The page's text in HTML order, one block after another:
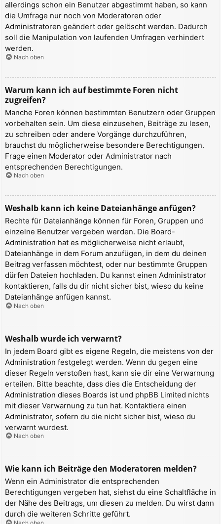
allerdings schon ein Benutzer abgestimmt haben, so kann
die Umfrage nur noch von Moderatoren oder
Administratoren geändert oder gelöscht werden. Dadurch
soll die Manipulation von laufenden Umfragen verhindert
werden.
Nach oben
Warum kann ich auf bestimmte Foren nicht
zugreifen?
Manche Foren können bestimmten Benutzern oder Gruppen
vorbehalten sein. Um diese einzusehen, Beiträge zu lesen,
zu schreiben oder andere Vorgänge durchzuführen,
brauchst du möglicherweise besondere Berechtigungen.
Frage einen Moderator oder Administrator nach
entsprechenden Berechtigungen.
Nach oben
Weshalb kann ich keine Dateianhänge anfügen?
Rechte für Dateianhänge können für Foren, Gruppen und
einzelne Benutzer vergeben werden. Die Board-
Administration hat es möglicherweise nicht erlaubt,
Dateianhänge in dem Forum anzufügen, in dem du deinen
Beitrag verfassen möchtest, oder nur bestimmte Gruppen
dürfen Dateien hochladen. Du kannst einen Administrator
kontaktieren, falls du dir nicht sicher bist, wieso du keine
Dateianhänge anfügen kannst.
Nach oben
Weshalb wurde ich verwarnt?
In jedem Board gibt es eigene Regeln, die meistens von der
Administration festgelegt werden. Wenn du gegen eine
dieser Regeln verstoßen hast, kann sie dir eine Verwarnung
erteilen. Bitte beachte, dass dies die Entscheidung der
Administration dieses Boards ist und phpBB Limited nichts
mit dieser Verwarnung zu tun hat. Kontaktiere einen
Administrator, sofern du die nicht sicher bist, wieso du
verwarnt wurdest.
Nach oben
Wie kann ich Beiträge den Moderatoren melden?
Wenn ein Administrator die entsprechenden
Berechtigungen vergeben hat, siehst du eine Schaltfläche in
der Nähe des Beitrags, um diesen zu melden. Du wirst dann
durch die weiteren Schritte geführt.